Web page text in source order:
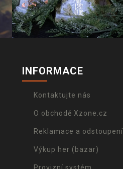
INFORMACE
Kontaktujte nás
O obchodě Xzone.cz
Reklamace a odstoupení
Výkup her (bazar)